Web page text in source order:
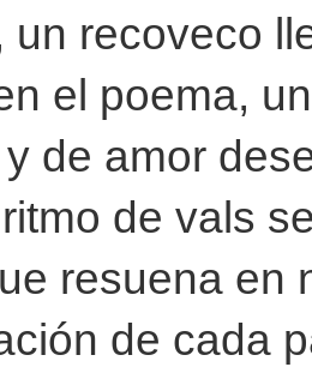
un recoveco
el poema,
de amor
de vals
resuena en
de cada